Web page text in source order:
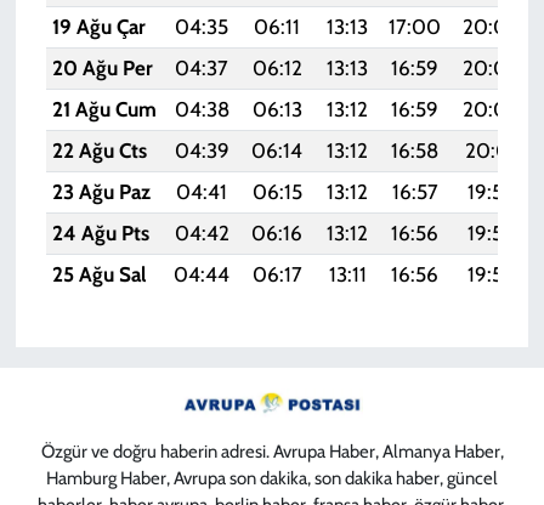
19 Ağu Çar
04:35 06:11 13:13 17:00 20:05
20 Ağu Per
04:37 06:12 13:13 16:59 20:04
21 Ağu Cum
04:38 06:13 13:12 16:59 20:02
22 Ağu Cts
04:39 06:14 13:12 16:58 20:01
23 Ağu Paz
04:41 06:15 13:12 16:57 19:59
24 Ağu Pts
04:42 06:16 13:12 16:56 19:58
25 Ağu Sal
04:44 06:17 13:11 16:56 19:56
Özgür ve doğru haberin adresi. Avrupa Haber, Almanya Haber,
Hamburg Haber, Avrupa son dakika, son dakika haber, güncel